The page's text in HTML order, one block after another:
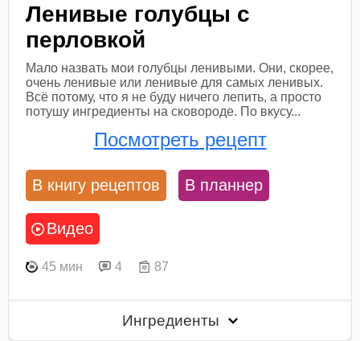
Ленивые голубцы с
перловкой
Мало назвать мои голубцы ленивыми. Они, скорее,
очень ленивые или ленивые для самых ленивых.
Всё потому, что я не буду ничего лепить, а просто
потушу ингредиенты на сковороде. По вкусу...
Посмотреть рецепт
В книгу рецептов В планнер
Видео
45 мин 4 87
Ингредиенты